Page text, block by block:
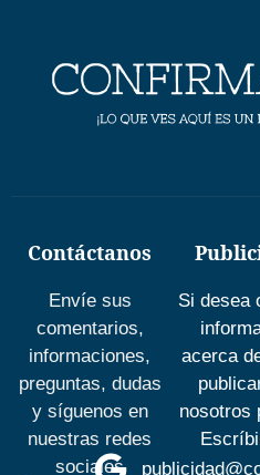
Contáctanos
Envíe sus
comentarios,
informaciones,
preguntas, dudas
y síguenos en
nuestras redes
sociales
Si desea
acerca
nosotros